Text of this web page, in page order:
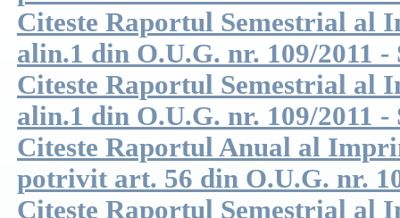
Citeste Raportul Semestrial
alin.1 din O.U.G. nr. 109/2011 -
Citeste Raportul Semestrial
alin.1 din O.U.G. nr. 109/2011 -
Citeste Raportul Anual al
potrivit art. 56 din O.U.G. nr.
Citeste Raportul Semestrial